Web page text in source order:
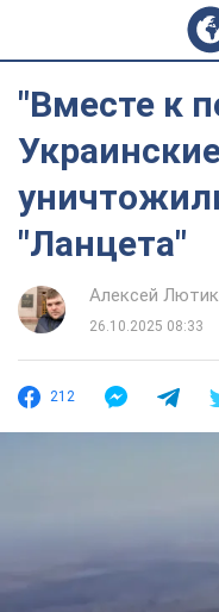
"Вместе к
"Ланцета"
Алексей
26.10.2025 08:33
212